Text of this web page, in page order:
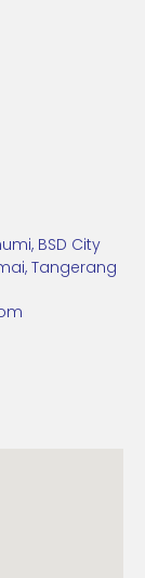
BSD City
Tangerang